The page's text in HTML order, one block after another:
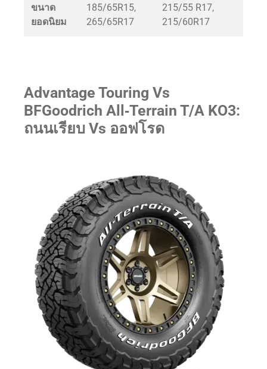
ขนาด
ยอดนิยม
185/65R15,
265/65R17
215/55 R17,
215/60R17
Advantage Touring Vs
BFGoodrich All‑Terrain T/A KO3:
ถนนเรียบ Vs ออฟโรด